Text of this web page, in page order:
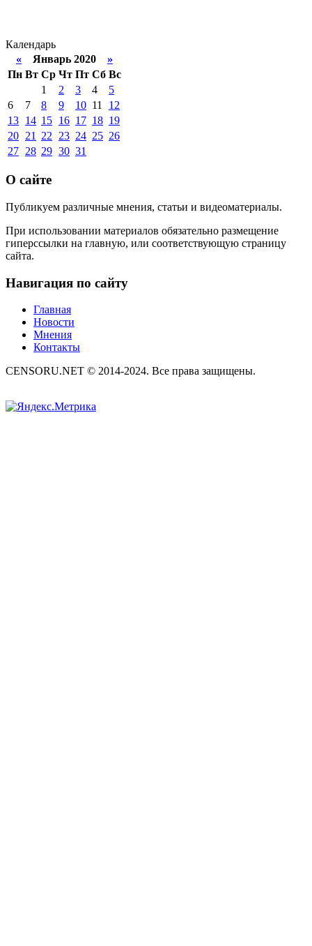
Календарь
« Январь 2020 »
Пн Вт Ср Чт Пт Сб Вс
1
2 3 4
5
6
7 8 9 10 11
12
13 14 15 16 17 18 19
20 21 22 23 24 25 26
27 28 29 30 31
О сайте
Публикуем различные мнения, статьи и видеоматериалы.
При использовании материалов обязательно размещение
гиперссылки на главную, или соответствующую страницу
сайта.
Навигация по сайту
Главная
Новости
Мнения
Контакты
CENSORU.NET © 2014-2024. Все права защищены.